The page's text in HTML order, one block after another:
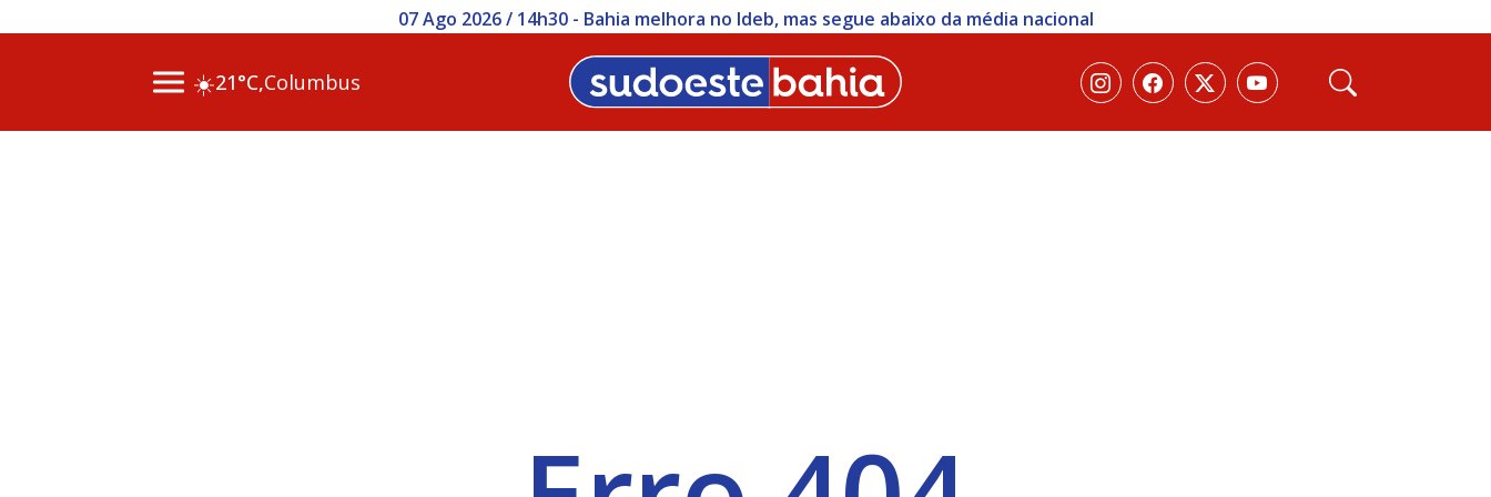
07 Ago 2026 / 14h30 - Bahia melhora no Ideb, mas segue abaixo da média nacional
☀️21°C,Columbus